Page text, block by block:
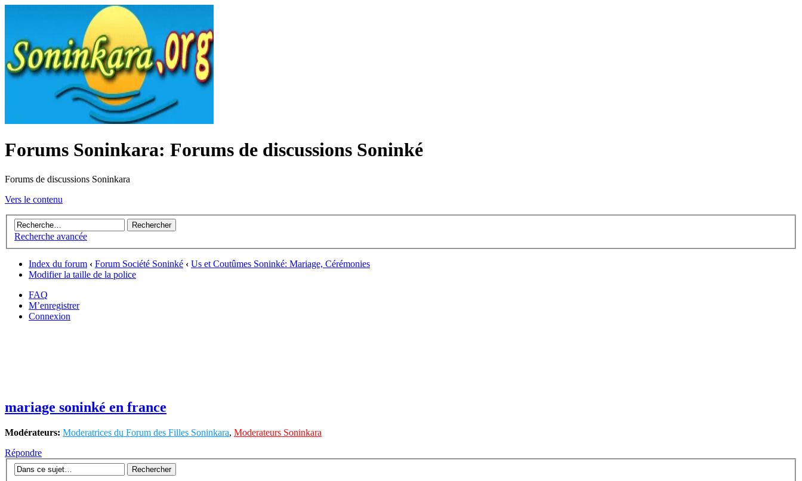
Forums Soninkara: Forums de discussions Soninké
Forums de discussions Soninkara
Vers le contenu
Recherche avancée
Index du forum ‹ Forum Société Soninké ‹ Us et Coutûmes Soninké: Mariage, Cérémonies
Modifier la taille de la police
FAQ
M’enregistrer
Connexion
mariage soninké en france
Modérateurs: Moderatrices du Forum des Filles Soninkara, Moderateurs Soninkara
Répondre